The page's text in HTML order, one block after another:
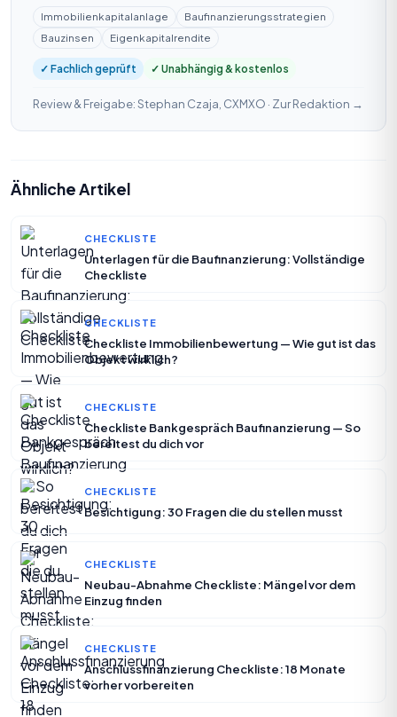
Immobilienkapitalanlage
Baufinanzierungsstrategien
Bauzinsen
Eigenkapitalrendite
✓ Fachlich geprüft ✓ Unabhängig & kostenlos
Review & Freigabe: Stephan Czaja, CXMXO · Zur Redaktion →
Ähnliche Artikel
CHECKLISTE
Unterlagen für die Baufinanzierung: Vollständige
Checkliste
CHECKLISTE
Checkliste Immobilienbewertung — Wie gut ist das
Objekt wirklich?
CHECKLISTE
Checkliste Bankgespräch Baufinanzierung — So
bereitest du dich vor
CHECKLISTE
Besichtigung: 30 Fragen die du stellen musst
CHECKLISTE
Neubau-Abnahme Checkliste: Mängel vor dem
Einzug finden
CHECKLISTE
Anschlussfinanzierung Checkliste: 18 Monate
vorher vorbereiten